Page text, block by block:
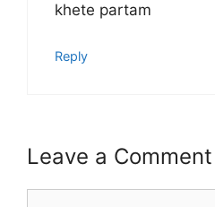
khete partam
Reply
Leave a Comment